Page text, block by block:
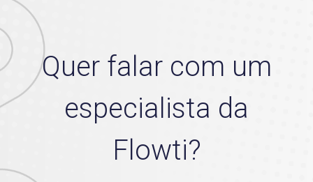
Quer falar com um
especialista da
Flowti?